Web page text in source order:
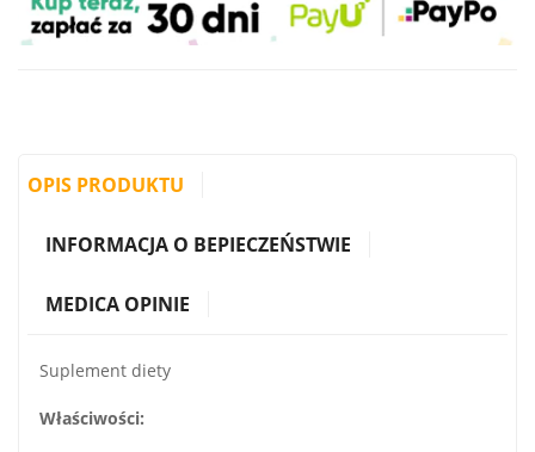
OPIS PRODUKTU
INFORMACJA O BEPIECZEŃSTWIE
MEDICA OPINIE
Suplement diety
Właściwości: